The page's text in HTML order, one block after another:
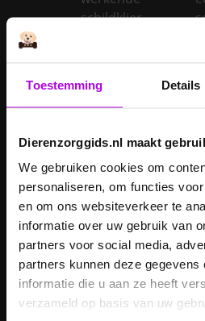
Toestemming Details
Dierenzorggids.nl maakt
We gebruiken cookies om
personaliseren, om functies
en om ons websiteverkeer te
informatie over uw gebruik van
partners voor social media,
partners kunnen deze
informatie die u aan ze heeft
verzameld op basis van uw
schildklier
Inentingen hond
geopereerd – wat
kan je
verwachten?
Je kat wordt
geopereerd – wat
kan je
verwachten?